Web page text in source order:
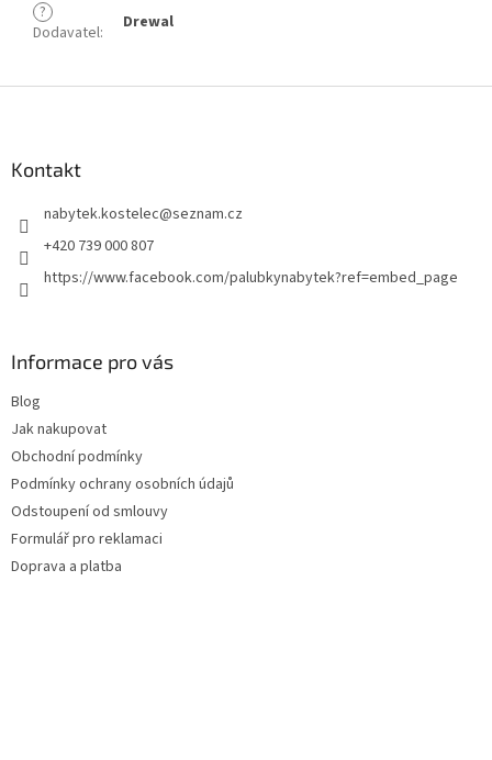
?
Dodavatel: Drewal
Kontakt
nabytek.kostelec@seznam.cz
+420 739 000 807
https://www.facebook.com/palubkynabytek?ref=embed_page
Informace pro vás
Blog
Jak nakupovat
Obchodní podmínky
Podmínky ochrany osobních údajů
Odstoupení od smlouvy
Formulář pro reklamaci
Doprava a platba